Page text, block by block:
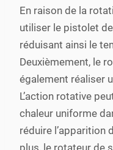
En raison de la
utiliser le pistolet
réduisant ainsi le
Deuxièmement, le
également réaliser
L’action rotative
chaleur uniforme
réduire l’apparition
plus, le rotateur de